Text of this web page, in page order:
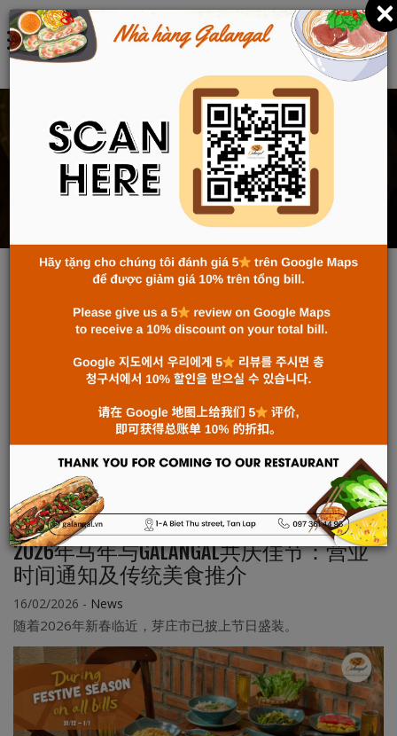
中文 (中国)
NEWS
主页 News
2026年马年与GALANGAL共庆佳节：营业
时间通知及传统美食推介
16/02/2026 - News
随着2026年新春临近，芽庄市已披上节日盛装。
×